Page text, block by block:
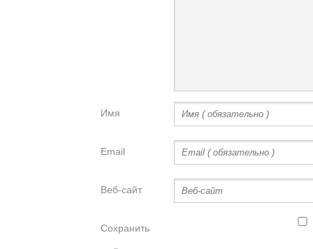
Имя
Email
Веб-сайт
Сохранить